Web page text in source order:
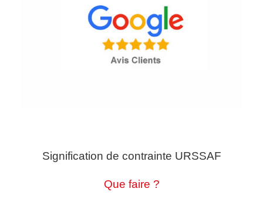
Signification de contrainte URSSAF
Que faire ?